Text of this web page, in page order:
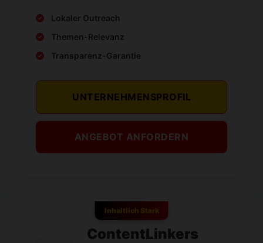
Lokaler Outreach
Themen-Relevanz
Transparenz-Garantie
UNTERNEHMENSPROFIL
ANGEBOT ANFORDERN
Inhaltlich Stark
ContentLinkers